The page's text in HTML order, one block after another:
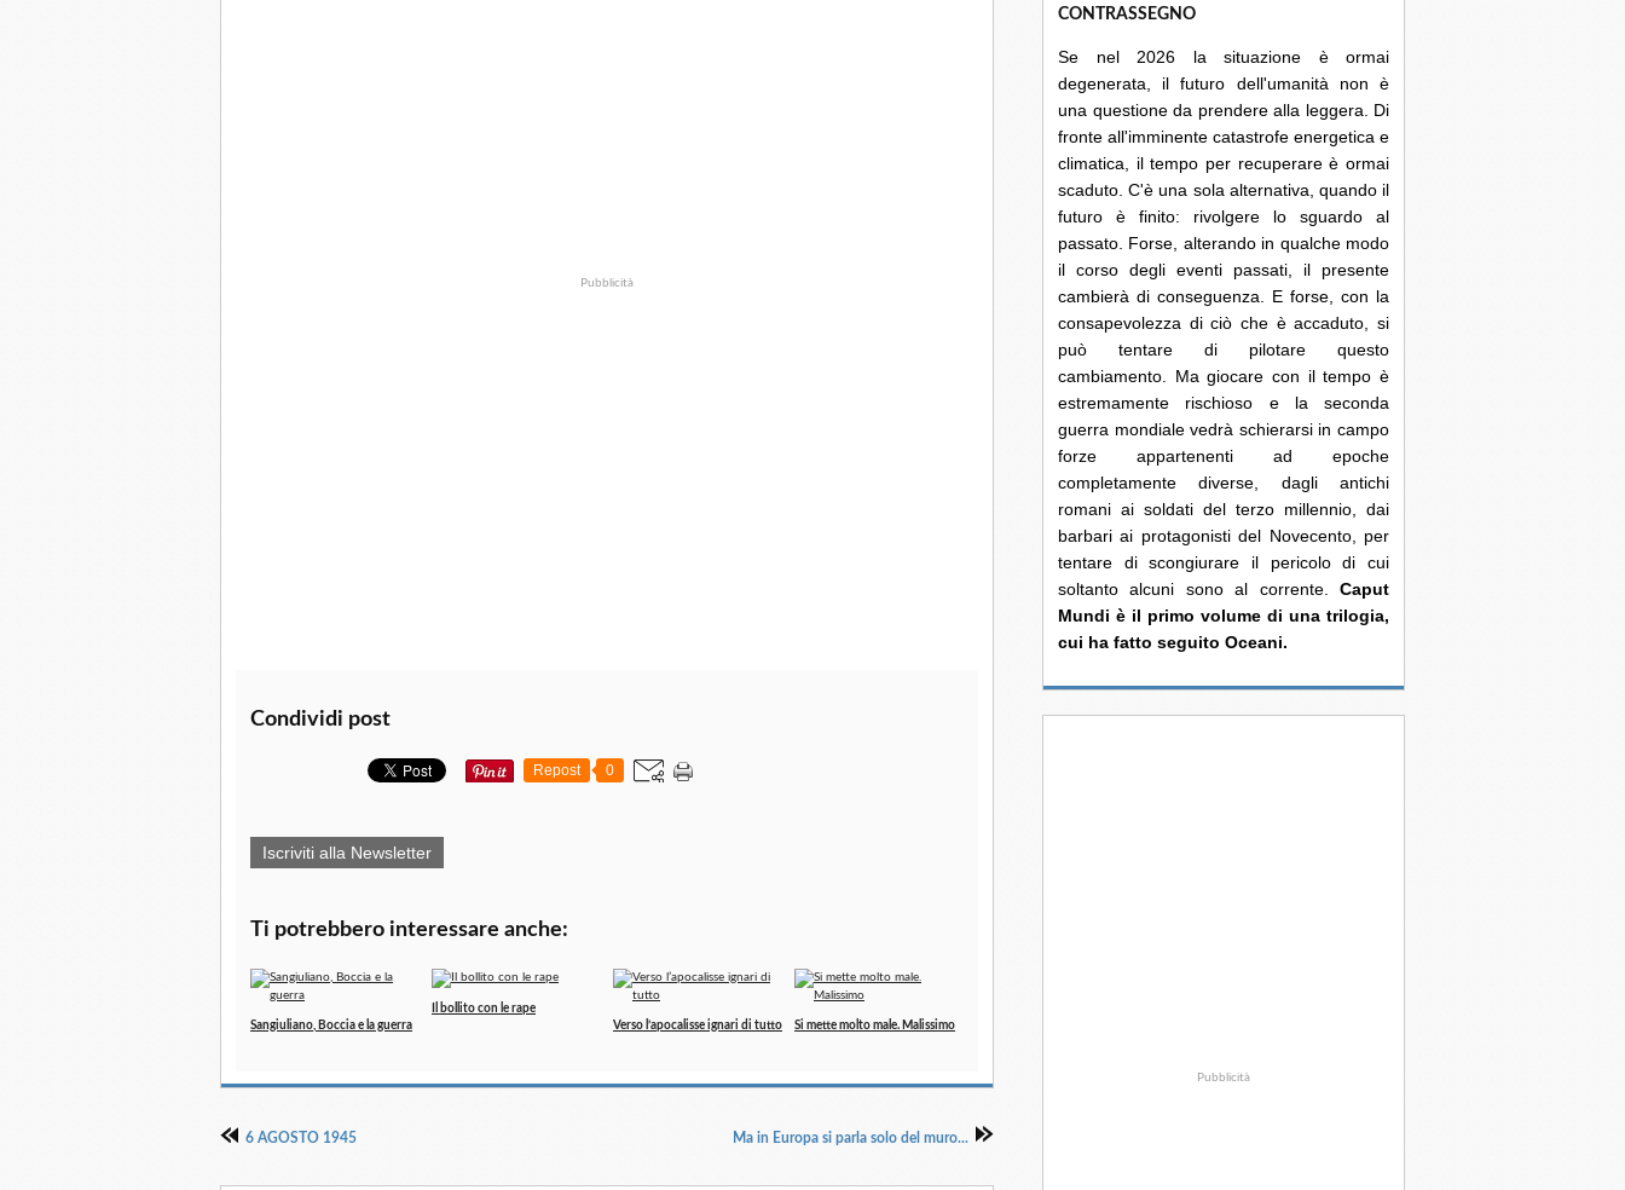
Pubblicità
Condividi post
Repost 0
Iscriviti alla Newsletter
Ti potrebbero interessare anche:
Sangiuliano, Boccia e la guerra
Il bollito con le rape
Verso l’apocalisse ignari di tutto
Si mette molto male. Malissimo
6 AGOSTO 1945 Ma in Europa si parla solo del muro...
CONTRASSEGNO
Se nel 2026 la situazione è ormai
degenerata, il futuro dell'umanità non è
una questione da prendere alla leggera. Di
fronte all'imminente catastrofe energetica e
climatica, il tempo per recuperare è ormai
scaduto. C'è una sola alternativa, quando il
futuro è finito: rivolgere lo sguardo al
passato. Forse, alterando in qualche modo
il corso degli eventi passati, il presente
cambierà di conseguenza. E forse, con la
consapevolezza di ciò che è accaduto, si
può tentare di pilotare questo
cambiamento. Ma giocare con il tempo è
estremamente rischioso e la seconda
guerra mondiale vedrà schierarsi in campo
forze appartenenti ad epoche
completamente diverse, dagli antichi
romani ai soldati del terzo millennio, dai
barbari ai protagonisti del Novecento, per
tentare di scongiurare il pericolo di cui
soltanto alcuni sono al corrente. Caput
Mundi è il primo volume di una trilogia,
cui ha fatto seguito Oceani.
Pubblicità